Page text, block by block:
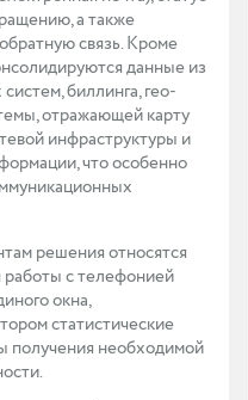
а также
связь. Кроме
данные из
биллинга, гео-
отражающей карту
инфраструктуры и
что особенно
решения относятся
с телефонией
окна,
статистические
получения необходимой